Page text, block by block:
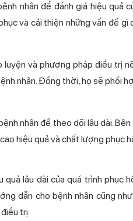
nhân để đánh giá hiệu quả
và cải thiện những vấn đề gì
và phương pháp điều trị
nhân. Đồng thời, họ sẽ phối
nhân để theo dõi lâu dài.
hiệu quả và chất lượng phục
lâu dài của quá trình phục
dẫn cho bệnh nhân cũng
trị.